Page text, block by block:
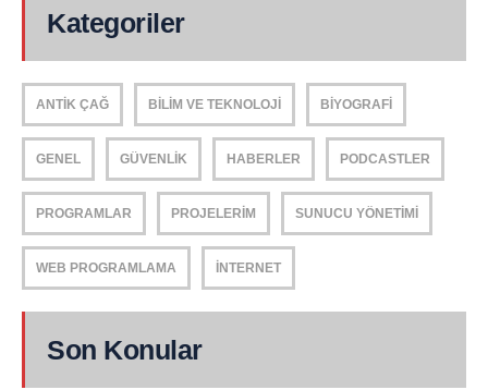
Kategoriler
ANTIK ÇAĞ BILIM VE TEKNOLOJI BIYOGRAFI
GENEL GÜVENLIK HABERLER PODCASTLER
PROGRAMLAR PROJELERIM SUNUCU YÖNETIMI
WEB PROGRAMLAMA İNTERNET
Son Konular